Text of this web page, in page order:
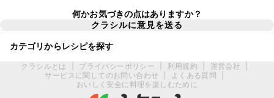
何かお気づきの点はありますか？
クラシルに意見を送る
カテゴリからレシピを探す
クラシルとは プライバシーポリシー 利用規約 運営会社
サービスに関してのお問い合わせ
よくある質問
おいしく安全に料理を楽しむために